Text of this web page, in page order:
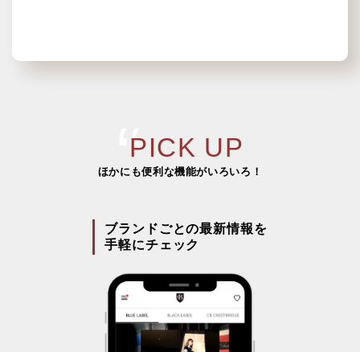
PICK UP
ほかにも便利な機能がいろいろ！
ブランドごとの最新情報を
手軽にチェック